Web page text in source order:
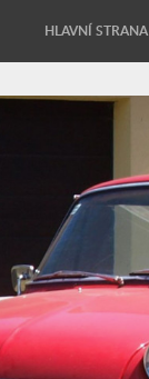
HLAVNÍ STRANA